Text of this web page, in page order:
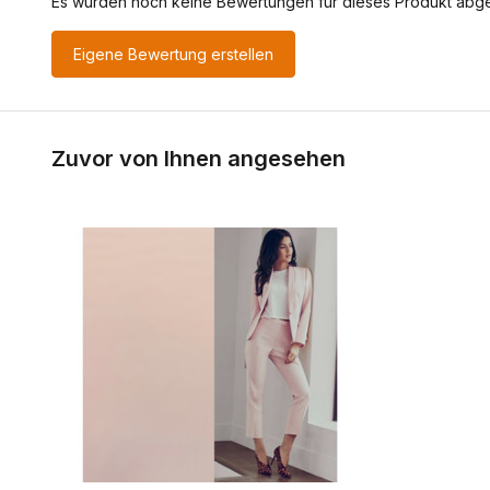
Eigene Bewertung erstellen
Zuvor von Ihnen angesehen